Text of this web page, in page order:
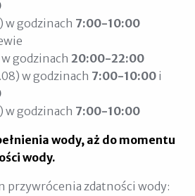
w godzinach 7:00-10:00
godzinach 20:00-22:00
w godzinach 7:00-10:00 i
w godzinach 7:00-10:00
wody, aż do momentu
wody.
przywrócenia zdatności wody: